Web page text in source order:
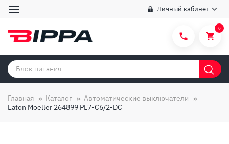
Личный кабинет
Категории товаров
Способы покупки
0
Главная Каталог
Автоматические выключатели
Eaton Moeller 264899 PL7-C6/2-DC